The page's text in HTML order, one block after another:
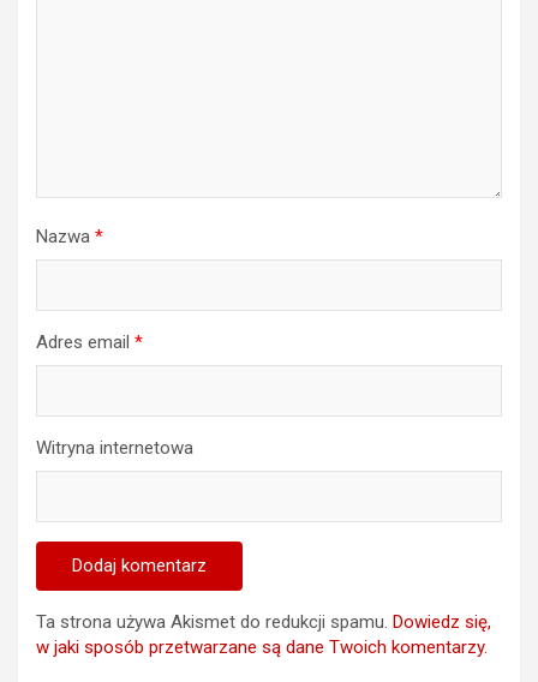
Nazwa *
Adres email *
Witryna internetowa
Ta strona używa Akismet do redukcji spamu. Dowiedz się,
w jaki sposób przetwarzane są dane Twoich komentarzy.